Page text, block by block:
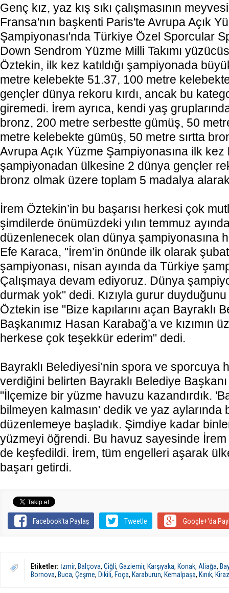
Genç kız, yaz kış sıkı çalışmasının
Fransa'nın başkenti Paris'te Avrupa Açık
Şampiyonası'nda Türkiye Özel Sporcular
Down Sendrom Yüzme Milli Takımı
Öztekin, ilk kez katıldığı şampiyonada
metre kelebekte 51.37, 100 metre
gençler dünya rekoru kırdı, ancak bu
giremedi. İrem ayrıca, kendi yaş
bronz, 200 metre serbestte gümüş, 50
metre kelebekte gümüş, 50 metre sırtta
Avrupa Açık Yüzme Şampiyonasına ilk kez
şampiyonadan ülkesine 2 dünya gençler
bronz olmak üzere toplam 5 madalya
İrem Öztekin’in bu başarısı herkesi çok
şimdilerde önümüzdeki yılın temmuz
düzenlenecek olan dünya şampiyonasına
Efe Karaca, "İrem’in önünde ilk olarak
şampiyonası, nisan ayında da Türkiye
Çalışmaya devam ediyoruz. Dünya
durmak yok" dedi. Kızıyla gurur
Öztekin ise "Bize kapılarını açan Bayraklı
Başkanımız Hasan Karabağ’a ve kızımın
herkese çok teşekkür ederim" dedi.
Bayraklı Belediyesi’nin spora ve sporcuya
verdiğini belirten Bayraklı Belediye
"İlçemize bir yüzme havuzu kazandırdık.
bilmeyen kalmasın' dedik ve yaz
düzenlemeye başladık. Şimdiye kadar
yüzmeyi öğrendi. Bu havuz sayesinde İrem
de keşfedildi. İrem, tüm engelleri aşarak
başarı getirdi.
Facebook'ta Paylaş Tweetle Google+'da
Etiketler: İzmir, Balçova, Çiğli, Gaziemir, Karşıyaka, Konak, Aliağa,
Bornova, Buca, Çeşme, Dikili, Foça, Karaburun, Kemalpaşa, Kınık, Kiraz